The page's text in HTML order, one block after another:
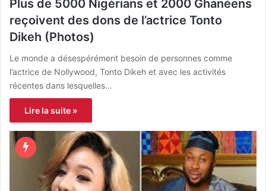
Plus de 5000 Nigérians et 2000 Ghanéens
reçoivent des dons de l’actrice Tonto
Dikeh (Photos)
Le monde a désespérément besoin de personnes comme
l’actrice de Nollywood, Tonto Dikeh et avec les activités
récentes dans lesquelles…
Lire la suite »